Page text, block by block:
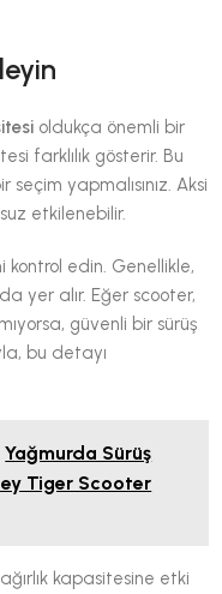
oldukça önemli bir
farklılık gösterir. Bu
yapmalısınız. Aksi
etkilenebilir.
kontrol edin. Genellikle,
yer alır. Eğer scooter,
güvenli bir sürüş
bu detayı
Yağmurda Sürüş
Tiger Scooter
kapasitesine etki